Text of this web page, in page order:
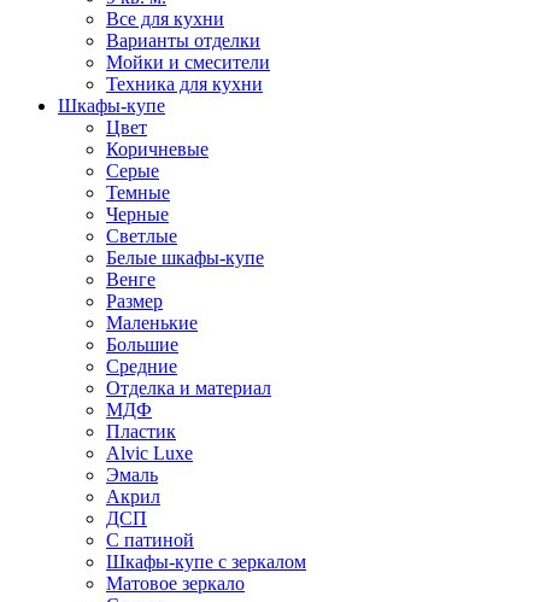
Все для кухни
Варианты отделки
Мойки и смесители
Техника для кухни
Шкафы-купе
Цвет
Коричневые
Серые
Темные
Черные
Светлые
Белые шкафы-купе
Венге
Размер
Маленькие
Большие
Средние
Отделка и материал
МДФ
Пластик
Alvic Luxe
Эмаль
Акрил
ДСП
С патиной
Шкафы-купе с зеркалом
Матовое зеркало